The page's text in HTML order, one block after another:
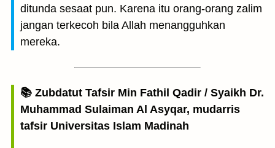
ditunda sesaat pun. Karena itu orang-orang zalim
jangan terkecoh bila Allah menangguhkan
mereka.
📚 Zubdatut Tafsir Min Fathil Qadir / Syaikh Dr.
Muhammad Sulaiman Al Asyqar, mudarris
tafsir Universitas Islam Madinah